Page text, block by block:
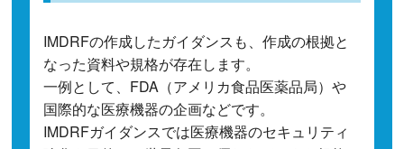
IMDRFの作成したガイダンスも、作成の根拠と
なった資料や規格が存在します。
一例として、FDA（アメリカ食品医薬品局）や
国際的な医療機器の企画などです。
IMDRFガイダンスでは医療機器のセキュリティ